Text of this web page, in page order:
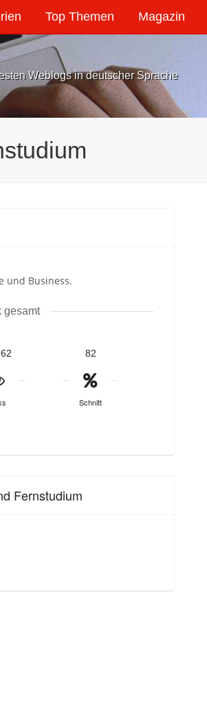
Top Themen Magazin
Weblogs in deutscher Sprache
und Business.
gesamt
82
Schnitt
Fernstudium